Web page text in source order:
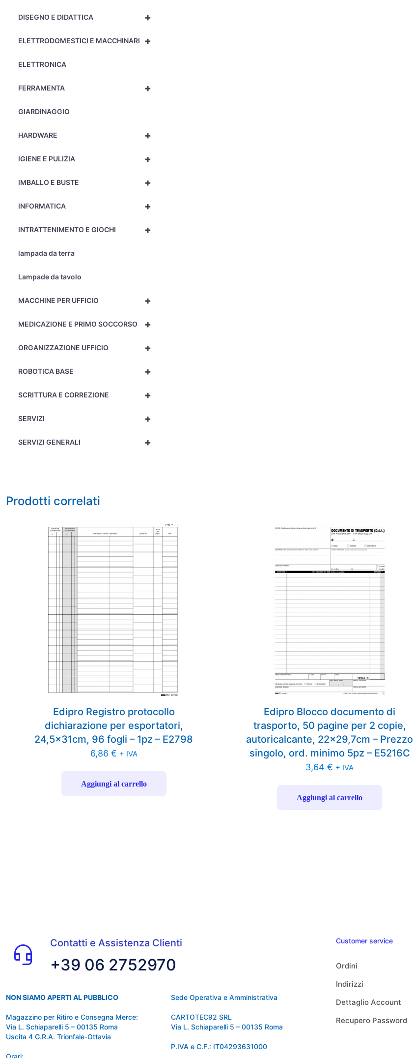
+
DISEGNO E DIDATTICA
+
ELETTRODOMESTICI E MACCHINARI
ELETTRONICA
+
FERRAMENTA
GIARDINAGGIO
+
HARDWARE
+
IGIENE E PULIZIA
+
IMBALLO E BUSTE
+
INFORMATICA
+
INTRATTENIMENTO E GIOCHI
lampada da terra
Lampade da tavolo
+
MACCHINE PER UFFICIO
+
MEDICAZIONE E PRIMO SOCCORSO
+
ORGANIZZAZIONE UFFICIO
+
ROBOTICA BASE
+
SCRITTURA E CORREZIONE
+
SERVIZI
+
SERVIZI GENERALI
Prodotti correlati
Edipro Registro protocollo
dichiarazione per esportatori,
24,5x31cm, 96 fogli – 1pz – E2798
6,86 € + IVA
Aggiungi al carrello
Edipro Blocco documento di
trasporto, 50 pagine per 2 copie,
autoricalcante, 22×29,7cm – Prezzo
singolo, ord. minimo 5pz – E5216C
3,64€ + IVA
Aggiungi al carrello
Contatti e Assistenza Clienti
+39 06 2752970
NON SIAMO APERTI AL PUBBLICO
Magazzino per Ritiro e Consegna Merce:
Via L. Schiaparelli 5 – 00135 Roma
Uscita 4 G.R.A. Trionfale-Ottavia
Sede Operativa e Amministrativa
CARTOTEC92 SRL
Via L. Schiaparelli 5 – 00135 Roma
P.IVA e C.F.: IT04293631000
Customer service
Ordini
Indirizzi
Dettaglio Account
Recupero Password